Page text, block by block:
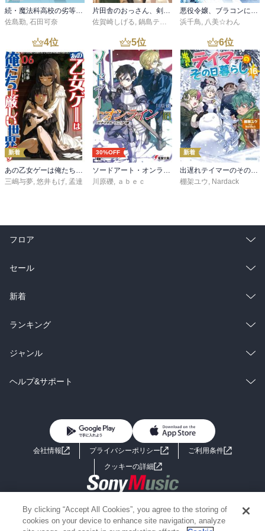
続・魔法科高校の劣等生 メイジアン・カンパニー(11)
佐島勤, 石田可奈
片田舎のおっさん、剣聖になる 11 ～ただの田舎の剣術師範だったのに、大成した弟子たちが俺を放ってくれない件～
佐賀崎しげる, 鍋島テツヒロ
悪役令嬢、ブラコンにジョブチェンジします９【電子特典付き】
浜千鳥, 八美☆わん
4位
新着
三嶋与夢 悠井もげ 孟達
5位
30%OFF
川原礫
ａｂｅｃ
6位
新着
棚架ユウ Nardack
フロア
総合
ラノベ
雑誌・グラビア
BL・TL
セール
総合
ラノベ
雑誌・グラビア
BL・TL
新着
総合
ラノベ
雑誌・グラビア
ランキング
総合
ラノベ
ジャンル
コミック
ライトノベル 男子向けラノベ
小説
海外小説
ミステリー SF
ヘルプ&サポート
よくあるご質問 お問い合わせ
会社情報 プライバシーポリシー
ご利用条件
クッキーの詳細
Copyright 2017 - 2026 Sony Music Entertainment(Japan) Inc.
Information on the site is for the Japan domestic market only
By clicking “Accept All Cookies”, you agree to the storing of
cookies on your device to enhance site navigation, analyze